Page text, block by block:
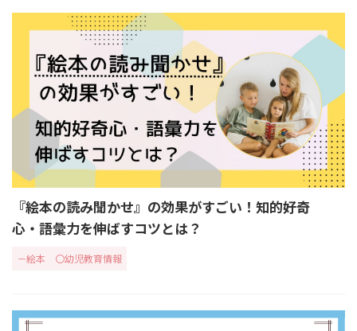
『絵本の読み聞かせ』の効果がすごい！知的好奇
心・語彙力を伸ばすコツとは？
－絵本 〇幼児教育情報